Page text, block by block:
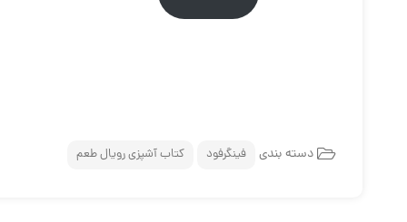
دسته بندی فینگرفود کتاب آشپزی رویال طعم